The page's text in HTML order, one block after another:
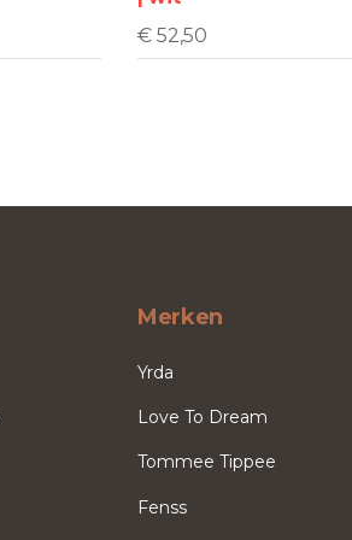
op
€ 52,50
Merken
Yrda
Love To Dream
Tommee Tippee
Fenss